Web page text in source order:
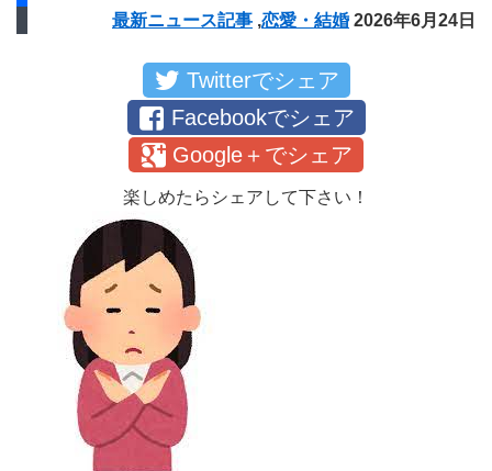
最新ニュース記事 ,恋愛・結婚 2026年6月24日
Twitterでシェア
Facebookでシェア
Google＋でシェア
楽しめたらシェアして下さい！